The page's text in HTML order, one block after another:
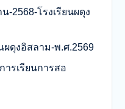
-2568-โรงเรียนผดุง
ผดุงอิสลาม-พ.ศ.2569
ารเรียนการสอ